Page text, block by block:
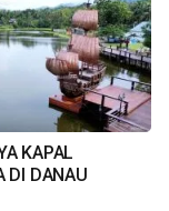
KAPAL
DI DANAU